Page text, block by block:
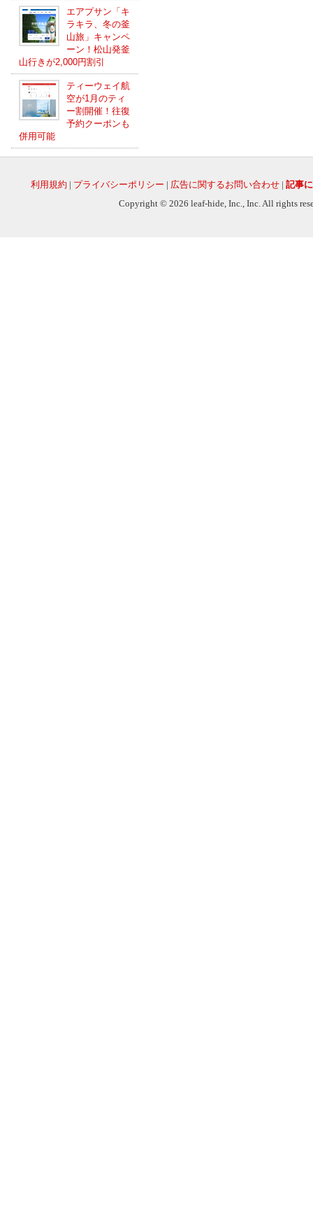
エアプサン「キ
ラキラ、冬の釜
山旅」キャンペ
ーン！松山発釜
山行きが2,000円割引
ティーウェイ航
空が1月のティ
ー割開催！往復
予約クーポンも
併用可能
利用規約 | プライバシーポリシー | 広告に関するお問い合わせ | 記事
Copyright © 2026 leaf-hide, Inc., Inc. All rights